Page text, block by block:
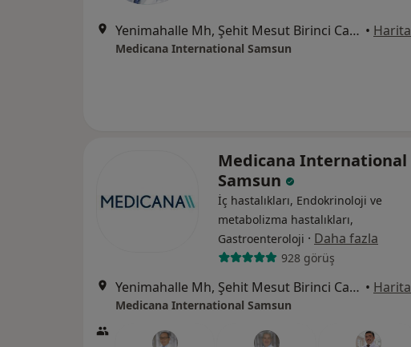
Yenimahalle Mh, Şehit Mesut Birinci Cad. No:85, Canik • Harita
Medicana International Samsun
Medicana International
Samsun
İç hastalıkları, Endokrinoloji ve
metabolizma hastalıkları,
Gastroenteroloji · Daha fazla
928 görüş
Yenimahalle Mh, Şehit Mesut Birinci Cad. No:85, Canik • Harita
Medicana International Samsun